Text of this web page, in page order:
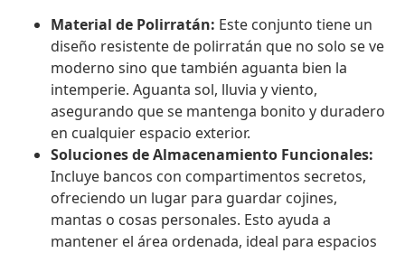
Material de Polirratán: Este conjunto tiene un
diseño resistente de polirratán que no solo se ve
moderno sino que también aguanta bien la
intemperie. Aguanta sol, lluvia y viento,
asegurando que se mantenga bonito y duradero
en cualquier espacio exterior.
Soluciones de Almacenamiento Funcionales:
Incluye bancos con compartimentos secretos,
ofreciendo un lugar para guardar cojines,
mantas o cosas personales. Esto ayuda a
mantener el área ordenada, ideal para espacios